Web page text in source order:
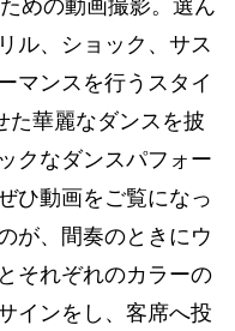
めの動画撮影。選ん
ル、ショック、サス
マンスを行うスタイ
た華麗なダンスを披
クなダンスパフォー
ひ動画をご覧になっ
が、間奏のときにウ
それぞれのカラーの
インをし、客席へ投